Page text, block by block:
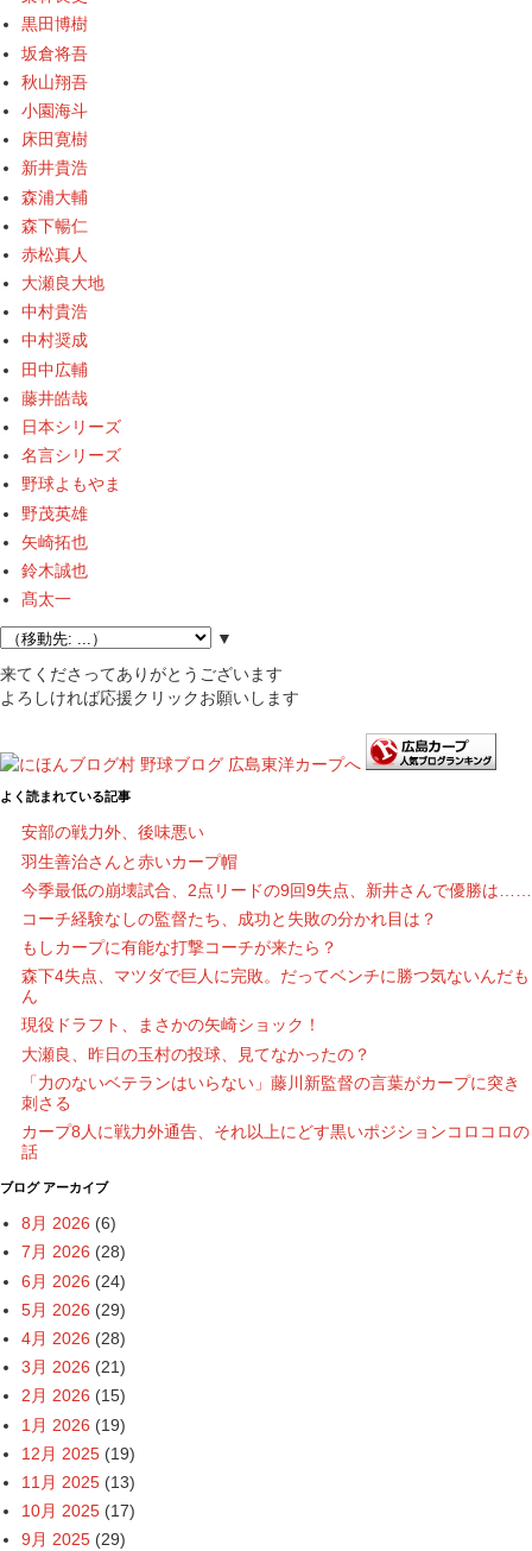
黒田博樹
坂倉将吾
秋山翔吾
小園海斗
床田寛樹
新井貴浩
森浦大輔
森下暢仁
赤松真人
大瀬良大地
中村貴浩
中村奨成
田中広輔
藤井皓哉
日本シリーズ
名言シリーズ
野球よもやま
野茂英雄
矢崎拓也
鈴木誠也
髙太一
▼
来てくださってありがとうございます
よろしければ応援クリックお願いします
よく読まれている記事
安部の戦力外、後味悪い
羽生善治さんと赤いカープ帽
今季最低の崩壊試合、2点リードの9回9失点、新井さんで優勝は……
コーチ経験なしの監督たち、成功と失敗の分かれ目は？
もしカープに有能な打撃コーチが来たら？
森下4失点、マツダで巨人に完敗。だってベンチに勝つ気ないんだも
ん
現役ドラフト、まさかの矢崎ショック！
大瀬良、昨日の玉村の投球、見てなかったの？
「力のないベテランはいらない」藤川新監督の言葉がカープに突き
刺さる
カープ8人に戦力外通告、それ以上にどす黒いポジションコロコロの
話
ブログ アーカイブ
8月 2026 (6)
7月 2026 (28)
6月 2026 (24)
5月 2026 (29)
4月 2026 (28)
3月 2026 (21)
2月 2026 (15)
1月 2026 (19)
12月 2025 (19)
11月 2025 (13)
10月 2025 (17)
9月 2025 (29)